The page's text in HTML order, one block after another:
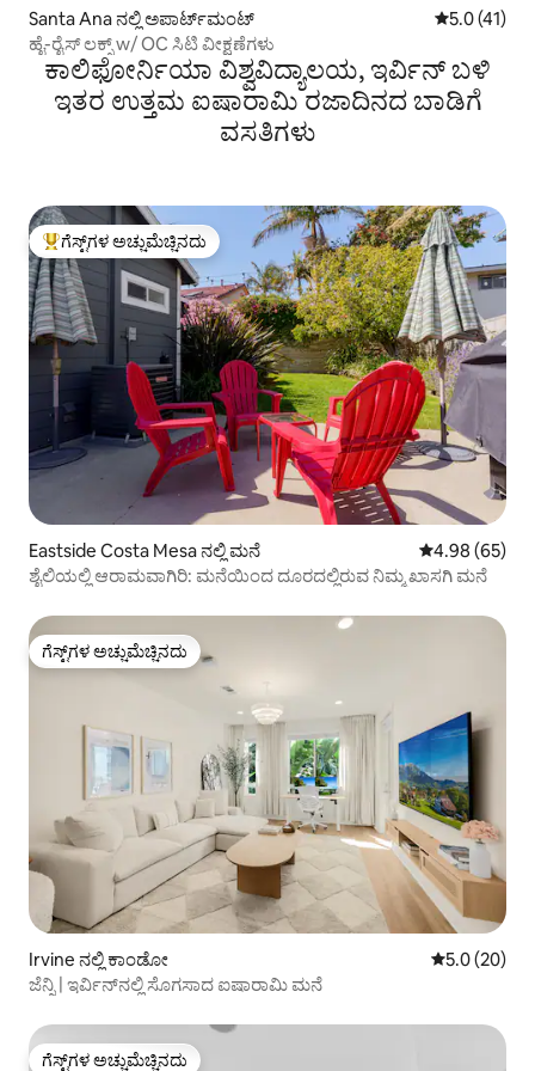
Santa Ana ನಲ್ಲಿ ಅಪಾರ್ಟ್‌ಮಂಟ್ 5 ರಲ್ಲಿ 5.0
5.0 (41)
ಹೈ-ರೈಸ್ ಲಕ್ಸ್ w/ OC ಸಿಟಿ ವೀಕ್ಷಣೆಗಳು
ಕಾಲಿಫೋರ್ನಿಯಾ ವಿಶ್ವವಿದ್ಯಾಲಯ, ಇರ್ವಿನ್ ಬಳಿ
ಇತರ ಉತ್ತಮ ಐಷಾರಾಮಿ ರಜಾದಿನದ ಬಾಡಿಗೆ
ವಸತಿಗಳು
ಗೆಸ್ಟ್‌ಗಳಿಗೆ ಅತಿ ಹೆಚ್ಚು ಅಚ್ಚುಮೆಚ್ಚಿನದು
ಗೆಸ್ಟ್‌ಗಳ ಅಚ್ಚುಮೆಚ್ಚಿನದು
Eastside Costa Mesa ನಲ್ಲಿ ಮನೆ 5 ರಲ್ಲಿ 4.98
4.98 (65)
ಶೈಲಿಯಲ್ಲಿ ಆರಾಮವಾಗಿರಿ: ಮನೆಯಿಂದ ದೂರದಲ್ಲಿರುವ ನಿಮ್ಮ ಖಾಸಗಿ ಮನೆ
ಗೆಸ್ಟ್‌ಗಳ ಅಚ್ಚುಮೆಚ್ಚಿನದು
ಗೆಸ್ಟ್‌ಗಳ ಅಚ್ಚುಮೆಚ್ಚಿನದು
Irvine ನಲ್ಲಿ ಕಾಂಡೋ 5 ರಲ್ಲಿ 5.0
5.0 (20)
ಜೆನ್ನಿ | ಇರ್ವಿನ್‌ನಲ್ಲಿ ಸೊಗಸಾದ ಐಷಾರಾಮಿ ಮನೆ
ಗೆಸ್ಟ್‌ಗಳ ಅಚ್ಚುಮೆಚ್ಚಿನದು